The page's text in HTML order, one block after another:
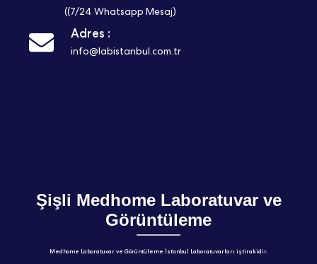
((7/24 Whatsapp Mesaj)
Adres :
info@labistanbul.com.tr
Şişli Medhome Laboratuvar ve
Görüntüleme
Medhome Laboratuvar ve Görüntüleme İstanbul Laboratuvarları iştirakidir.